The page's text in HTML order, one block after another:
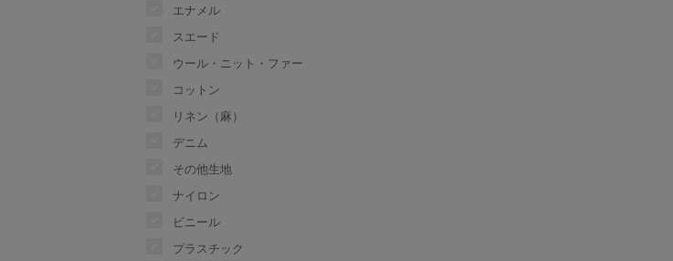
エナメル
スエード
ウール・ニット・ファー
コットン
リネン（麻）
デニム
その他生地
ナイロン
ビニール
プラスチック